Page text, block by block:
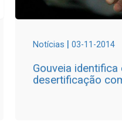
Notícias | 03-11-2014
Gouveia
desertificação